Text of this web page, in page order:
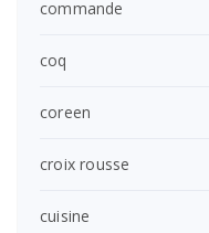
commande
coq
coreen
croix rousse
cuisine